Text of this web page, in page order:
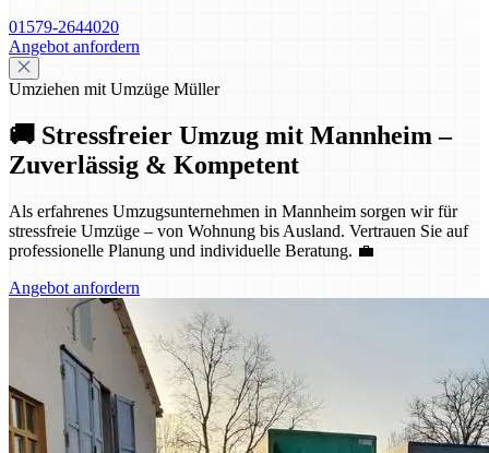
01579-2644020
Angebot anfordern
Umziehen mit Umzüge Müller
🚚 Stressfreier Umzug mit Mannheim –
Zuverlässig & Kompetent
Als erfahrenes Umzugsunternehmen in Mannheim sorgen wir für
stressfreie Umzüge – von Wohnung bis Ausland. Vertrauen Sie auf
professionelle Planung und individuelle Beratung. 💼
Angebot anfordern